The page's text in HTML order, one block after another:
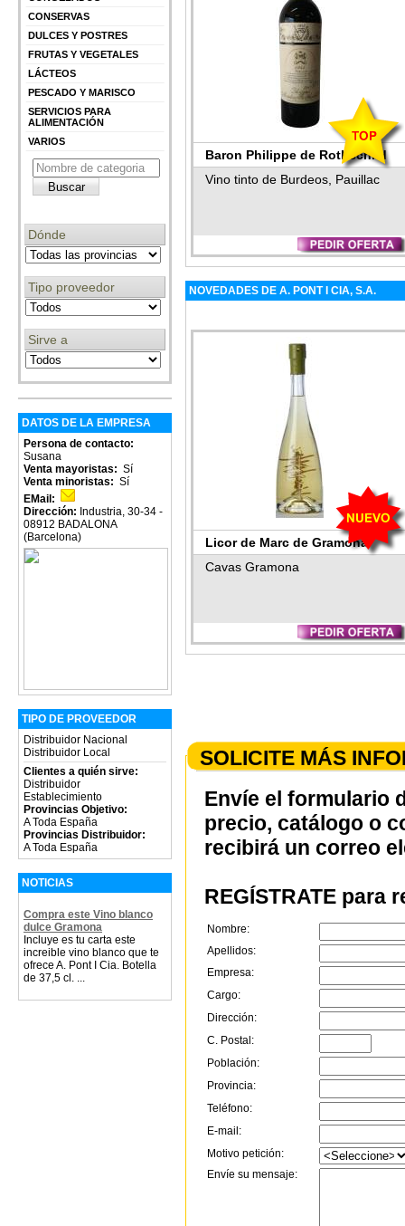
CONSERVAS
DULCES Y POSTRES
FRUTAS Y VEGETALES
LÁCTEOS
PESCADO Y MARISCO
SERVICIOS PARA
ALIMENTACIÓN
VARIOS
Dónde
Tipo proveedor
Sirve a
DATOS DE LA EMPRESA
Persona de contacto:
Susana
Venta mayoristas: Sí
Venta minoristas: Sí
EMail:
Dirección: Industria, 30-34 -
08912 BADALONA
(Barcelona)
TIPO DE PROVEEDOR
Distribuidor Nacional
Distribuidor Local
Clientes a quién sirve:
Distribuidor
Establecimiento
Provincias Objetivo:
A Toda España
Provincias Distribuidor:
A Toda España
NOTICIAS
Compra este Vino blanco
dulce Gramona
Incluye es tu carta este
increible vino blanco que te
ofrece A. Pont I Cia. Botella
de 37,5 cl. ...
Baron Philippe de Rothschild
Chateau Mouton Rothschild
Vino tinto de Burdeos, Pauillac
NOVEDADES DE A. PONT I CIA, S.A.
Licor de Marc de Gramona
Cavas Gramona
SOLICITE MÁS
Envíe el formulario
precio, catálogo o
recibirá un correo
REGÍSTRATE para
Nombre:
Apellidos:
Empresa:
Cargo:
Dirección:
C. Postal:
Población:
Provincia:
Teléfono:
E-mail:
Motivo petición:
Envíe su mensaje: